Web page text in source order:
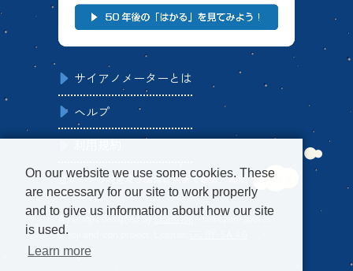
サイアノメーターとは
ヘルプ
当サイトの内容及び画像は無断で転載・編集・配布でき
ません。
All emojis designed byOpenMoji– the open-source
emoji and icon project. License:
On our website we use some cookies. These
are necessary for our site to work properly
and to give us information about how our site
is used.
Learn more